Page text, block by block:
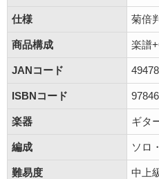
仕様 菊倍
商品構成 楽譜
JANコード
ISBNコード
楽器 ギタ
編成 ソロ
難易度 中上